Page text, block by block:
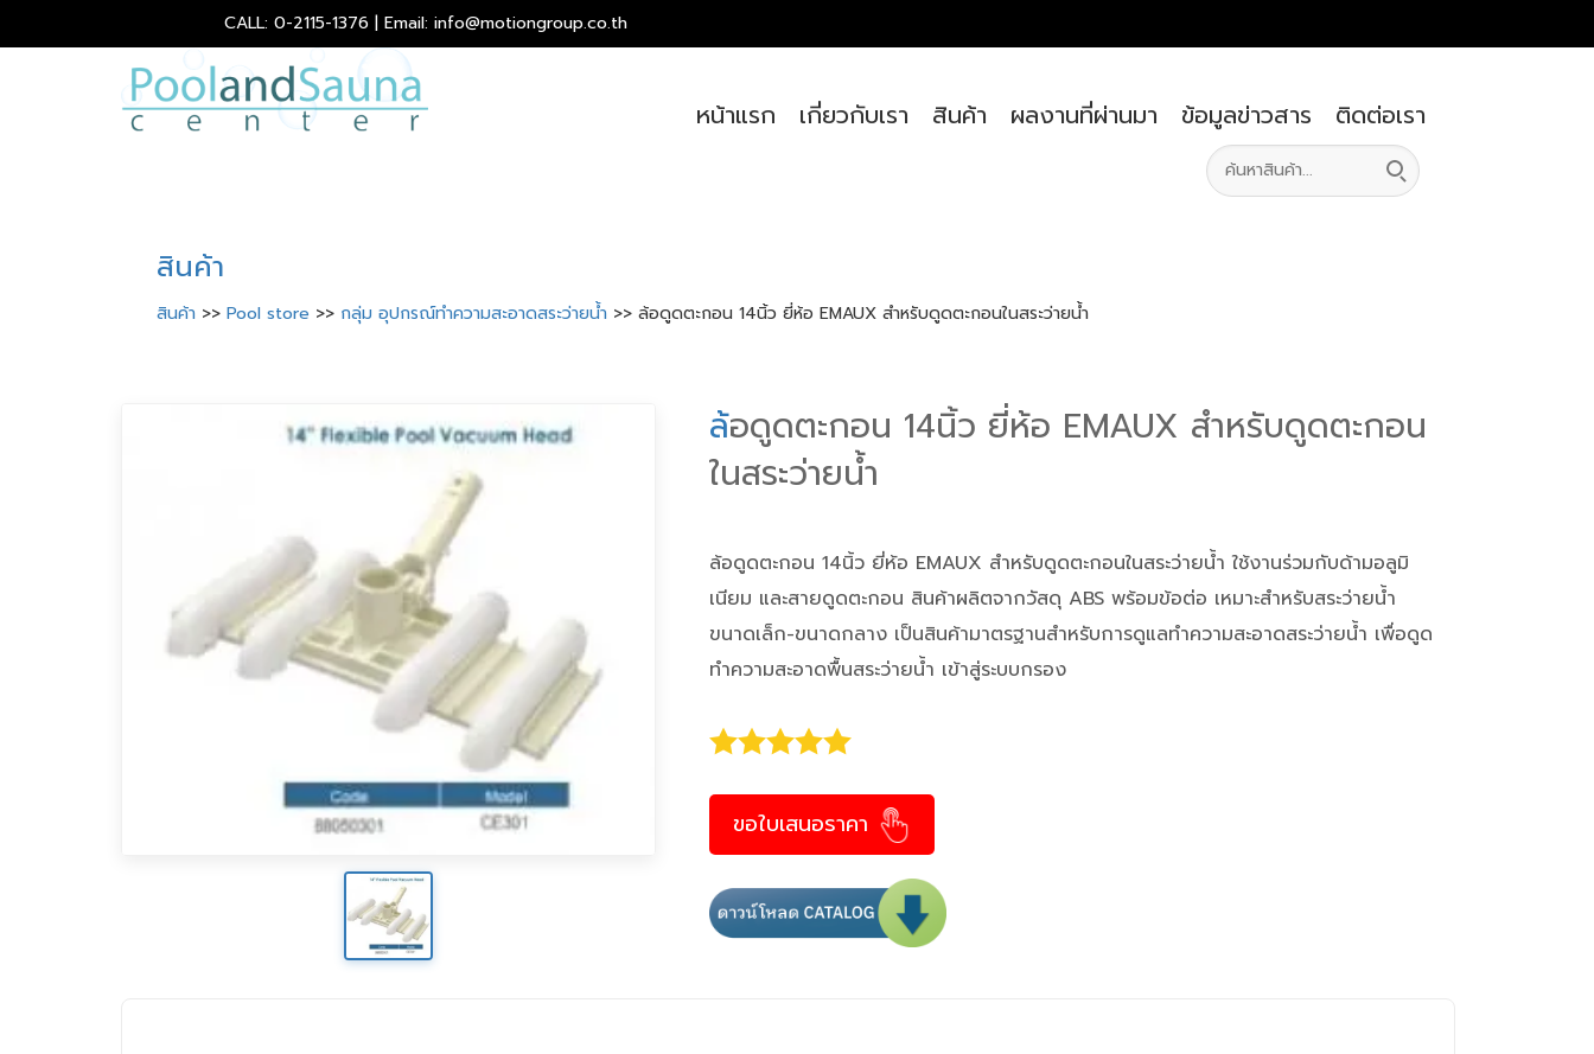
CALL: 0-2115-1376 | Email: info@motiongroup.co.th
หน้าแรก เกี่ยวกับเรา สินค้า ผลงานที่ผ่านมา ข้อมูลข่าวสาร ติดต่อเรา
สินค้า
สินค้า >> Pool store >> กลุ่ม อุปกรณ์ทำความสะอาดสระว่ายน้ำ >> ล้อดูดตะกอน 14นิ้ว ยี่ห้อ EMAUX สำหรับดูดตะกอนในสระว่ายน้ำ
ล้อดูดตะกอน 14นิ้ว ยี่ห้อ EMAUX สำหรับดูดตะกอน
ในสระว่ายน้ำ
ล้อดูดตะกอน 14นิ้ว ยี่ห้อ EMAUX สำหรับดูดตะกอนในสระว่ายน้ำ ใช้งานร่วมกับด้ามอลูมิ
เนียม และสายดูดตะกอน สินค้าผลิตจากวัสดุ ABS พร้อมข้อต่อ เหมาะสำหรับสระว่ายน้ำ
ขนาดเล็ก-ขนาดกลาง เป็นสินค้ามาตรฐานสำหรับการดูแลทำความสะอาดสระว่ายน้ำ เพื่อดูด
ทำความสะอาดพื้นสระว่ายน้ำ เข้าสู่ระบบกรอง
ขอใบเสนอราคา